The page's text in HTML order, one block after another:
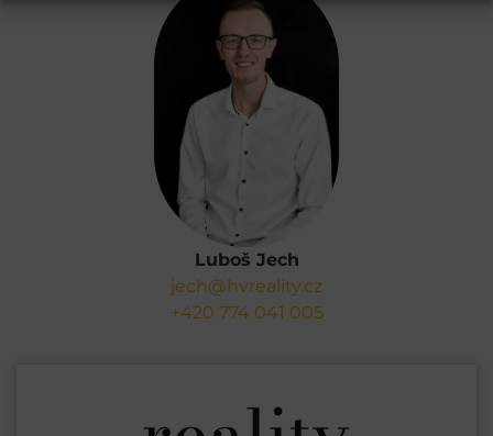
Luboš Jech
jech@hvreality.cz
+420 774 041 005